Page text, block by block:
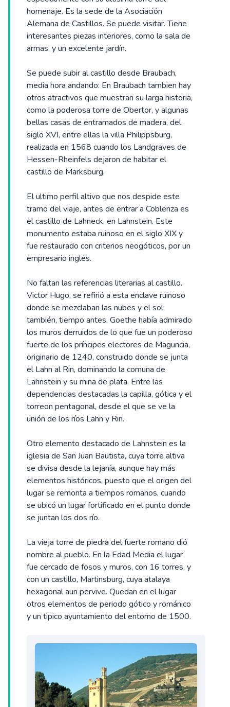
homenaje. Es la sede de la Asociación
Alemana de Castillos. Se puede visitar. Tiene
interesantes piezas interiores, como la sala de
armas, y un excelente jardín.
Se puede subir al castillo desde Braubach,
media hora andando: En Braubach tambien hay
otros atractivos que muestran su larga historia,
como la poderosa torre de Obertor, y algunas
bellas casas de entramados de madera, del
siglo XVI, entre ellas la villa Philippsburg,
realizada en 1568 cuando los Landgraves de
Hessen-Rheinfels dejaron de habitar el
castillo de Marksburg.
El ultimo perfil altivo que nos despide este
tramo del viaje, antes de entrar a Coblenza es
el castillo de Lahneck, en Lahnstein. Este
monumento estaba ruinoso en el siglo XIX y
fue restaurado con criterios neogóticos, por un
empresario inglés.
No faltan las referencias literarias al castillo.
Victor Hugo, se refirió a esta enclave ruinoso
donde se mezclaban las nubes y el sol;
también, tiempo antes, Goethe había admirado
los muros derruidos de lo que fue un poderoso
fuerte de los príncipes electores de Maguncia,
originario de 1240, construido donde se junta
el Lahn al Rin, dominando la comuna de
Lahnstein y su mina de plata. Entre las
dependencias destacadas la capilla, gótica y el
torreon pentagonal, desde el que se ve la
unión de los ríos Lahn y Rin.
Otro elemento destacado de Lahnstein es la
iglesia de San Juan Bautista, cuya torre altiva
se divisa desde la lejanía, aunque hay más
elementos históricos, puesto que el origen del
lugar se remonta a tiempos romanos, cuando
se ubicó un lugar fortificado en el punto donde
se juntan los dos río.
La vieja torre de piedra del fuerte romano dió
nombre al pueblo. En la Edad Media el lugar
fue cercado de fosos y muros, con 16 torres, y
con un castillo, Martinsburg, cuya atalaya
hexagonal aun pervive. Quedan en el lugar
otros elementos de periodo gótico y románico
y un tipico ayuntamiento del entorno de 1500.